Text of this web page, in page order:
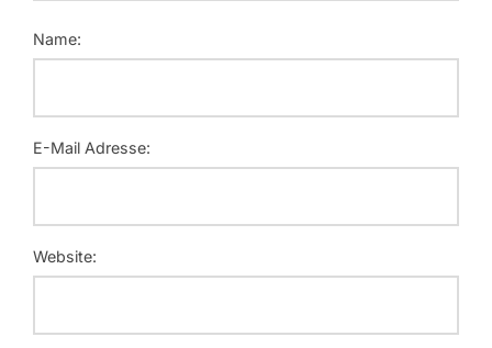
Name:
E-Mail Adresse:
Website: